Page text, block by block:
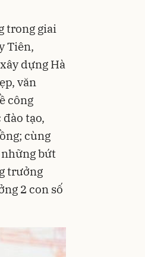
trong giai
Tiên,
dựng Hà
văn
công
tạo,
cùng
bứt
trưởng
2 con số